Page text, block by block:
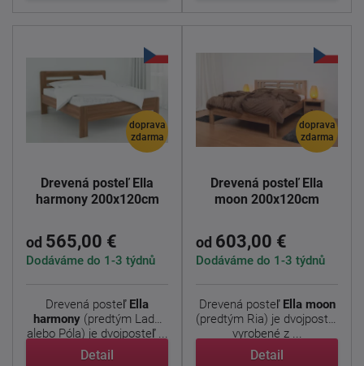
doprava
zdarma
Drevená posteľ Ella
harmony 200x120cm
od 565,00 €
Dodáváme do 1-3 týdnů
Drevená posteľ Ella
harmony (predtým Lada
alebo Póla) je dvojposteľ ...
Detail
doprava
zdarma
Drevená posteľ Ella
moon 200x120cm
od 603,00 €
Dodáváme do 1-3 týdnů
Drevená posteľ Ella moon
(predtým Ria) je dvojposteľ
vyrobené z ...
Detail